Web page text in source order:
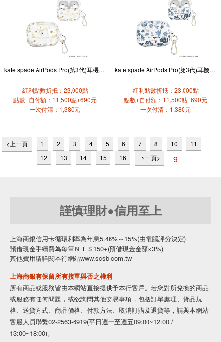
kate spade AirPods Pro(第3代)耳機保護殼套(茉莉芬芳)
紅利點數折抵：23,000點
點數+自付額：11,500點+690元
一次付清：1,380元
kate spade AirPods Pro(第3代)耳機保護殼套(皇室藍)
紅利點數折抵：23,000點
點數+自付額：11,500點+690元
一次付清：1,380元
<上一頁 1 2 3 4 5 6 7 8 10
11
12
13 14 15 16 下一頁> 9
謹慎理財●信用至上
上海商銀信用卡循環利率為年息5.46%～15%(由電腦評分決定)
預借現金手續費為每筆ＮＴ＄150+(預借現金金額×3%)
其他費用請詳閱本行網站www.scsb.com.tw
上海商銀有保留所有接單與否之權利
所有商品或服務皆由本網站直接提供予本行客戶。若您對所兌換的商品
或服務有任何問題，或欲詢問其他交易事項，包括訂單處理、貨品規
格、送貨方式、商品價格、付款方法、取消訂購及退貨等，請與本網站
客服人員聯繫02-2563-6919(平日週一至週五09:00~12:00 /
13:00~18:00)。